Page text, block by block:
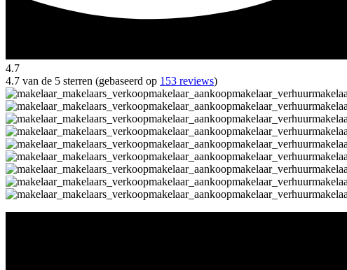
4.7
4.7 van de 5 sterren (gebaseerd op 153 reviews)